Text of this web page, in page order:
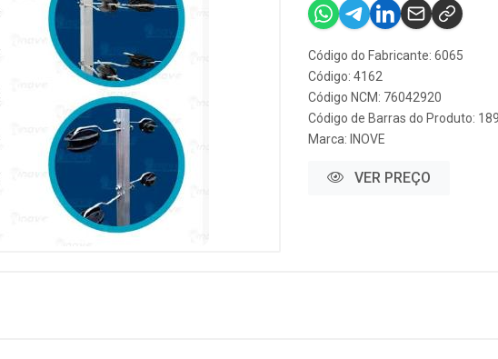
Código do Fabricante: 6065
Código: 4162
Código NCM: 76042920
Código de Barras do Produto:
Marca: INOVE
VER PREÇO